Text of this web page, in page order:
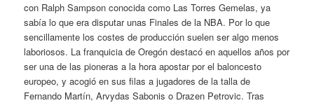
con Ralph Sampson conocida como Las Torres Gemelas, ya
sabía lo que era disputar unas Finales de la NBA. Por lo que
sencillamente los costes de producción suelen ser algo menos
laboriosos. La franquicia de Oregón destacó en aquellos años por
ser una de las pioneras a la hora apostar por el baloncesto
europeo, y acogió en sus filas a jugadores de la talla de
Fernando Martín, Arvydas Sabonis o Drazen Petrovic. Tras